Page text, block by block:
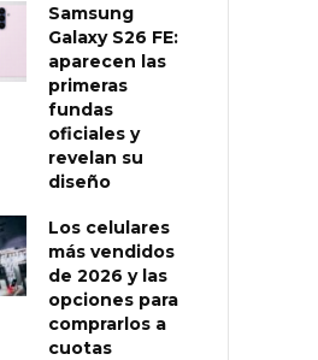
Samsung
Galaxy S26 FE:
aparecen las
primeras
fundas
oficiales y
revelan su
diseño
Los celulares
más vendidos
de 2026 y las
opciones para
comprarlos a
cuotas